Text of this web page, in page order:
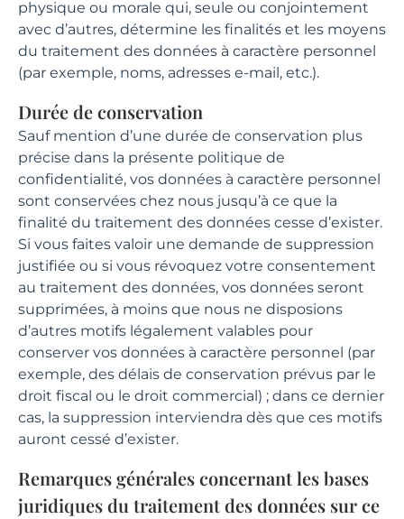
physique ou morale qui, seule ou conjointement
avec d’autres, détermine les finalités et les moyens
du traitement des données à caractère personnel
(par exemple, noms, adresses e-mail, etc.).
Durée de conservation
Sauf mention d’une durée de conservation plus
précise dans la présente politique de
confidentialité, vos données à caractère personnel
sont conservées chez nous jusqu’à ce que la
finalité du traitement des données cesse d’exister.
Si vous faites valoir une demande de suppression
justifiée ou si vous révoquez votre consentement
au traitement des données, vos données seront
supprimées, à moins que nous ne disposions
d’autres motifs légalement valables pour
conserver vos données à caractère personnel (par
exemple, des délais de conservation prévus par le
droit fiscal ou le droit commercial) ; dans ce dernier
cas, la suppression interviendra dès que ces motifs
auront cessé d’exister.
Remarques générales concernant les bases
juridiques du traitement des données sur ce